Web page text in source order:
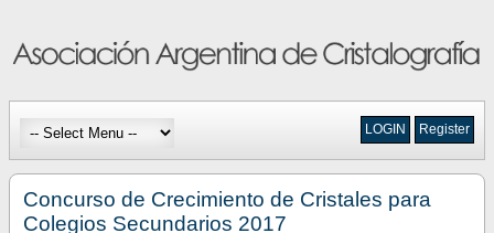
Register
LOGIN
Concurso de Crecimiento de Cristales para
Colegios Secundarios 2017